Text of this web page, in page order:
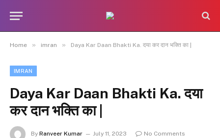
Home » imran » Daya Kar Daan Bhakti Ka. दया कर दान भक्ति का |
IMRAN
Daya Kar Daan Bhakti Ka. दया
कर दान भक्ति का |
By Ranveer Kumar July 11, 2023
No Comments